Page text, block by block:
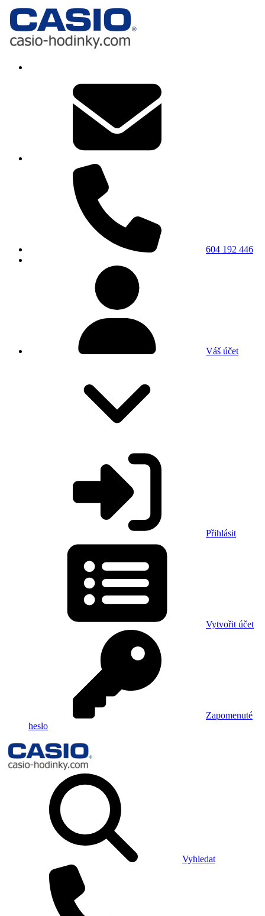
604 192 446
Váš účet
Přihlásit
Vytvořit účet
Zapomenuté
heslo
Vyhledat